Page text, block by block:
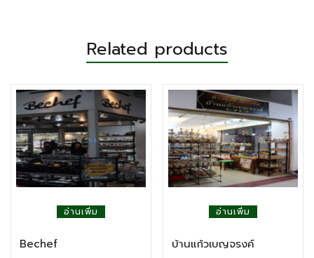
Related products
อ่านเพิ่ม
Bechef
อ่านเพิ่ม
บ้านแก้วเบญจรงค์